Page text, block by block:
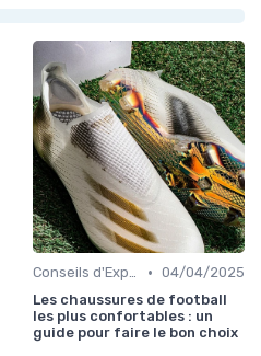
Conseils d'Experts • 04/04/2025
Les chaussures de football
les plus confortables : un
guide pour faire le bon choix